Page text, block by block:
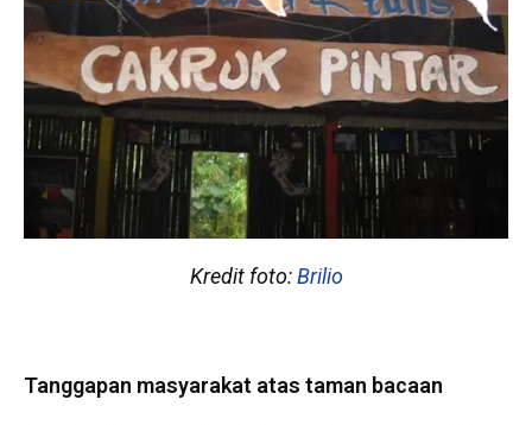
Kredit foto:Brilio
Tanggapan masyarakat atas taman bacaan